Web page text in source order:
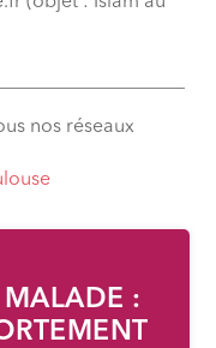
nos réseaux
MALADE :